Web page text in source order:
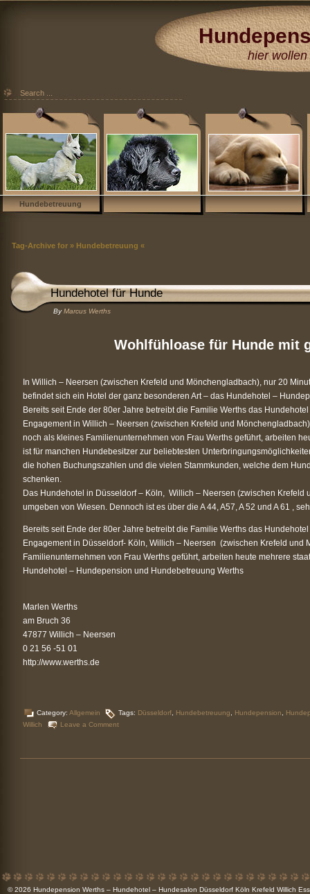
Hundehotel
Essen Moers
hier
Hundebetreuung
Tag-Archive for » Hundebetreuung «
Hundehotel für Hunde
ByMarcus Werths
Wohlfühloase für Hunde mit
In Willich – Neersen (zwischen Krefeld und Mönchengladbach), nur 20
befindet sich ein Hotel der ganz besonderen Art – das Hundehotel –
Bereits seit Ende der 80er Jahre betreibt die Familie Werths das
Engagement in Willich – Neersen (zwischen Krefeld und
noch als kleines Familienunternehmen von Frau Werths geführt, arbeiten
ist für manchen Hundebesitzer zur beliebtesten
die hohen Buchungszahlen und die vielen Stammkunden, welche dem
schenken.
Das Hundehotel in Düsseldorf – Köln, Willich – Neersen (zwischen
umgeben von Wiesen. Dennoch ist es über die A 44, A57, A 52 und A 61 ,
Bereits seit Ende der 80er Jahre betreibt die Familie Werths das
Engagement in Düsseldorf- Köln, Willich – Neersen (zwischen Krefeld und
Familienunternehmen von Frau Werths geführt, arbeiten heute mehrere
Hundehotel – Hundepension und Hundebetreuung Werths
Marlen Werths
am Bruch 36
47877 Willich – Neersen
0 21 56 -51 01
http://www.werths.de
Category: Allgemein Tags: Düsseldorf Hundebetreuung Hundepension
Willich
Leave a Comment
© 2026 Hundepension Werths – Hundehotel – Hundesalon Düsseldorf Köln Krefeld Willich